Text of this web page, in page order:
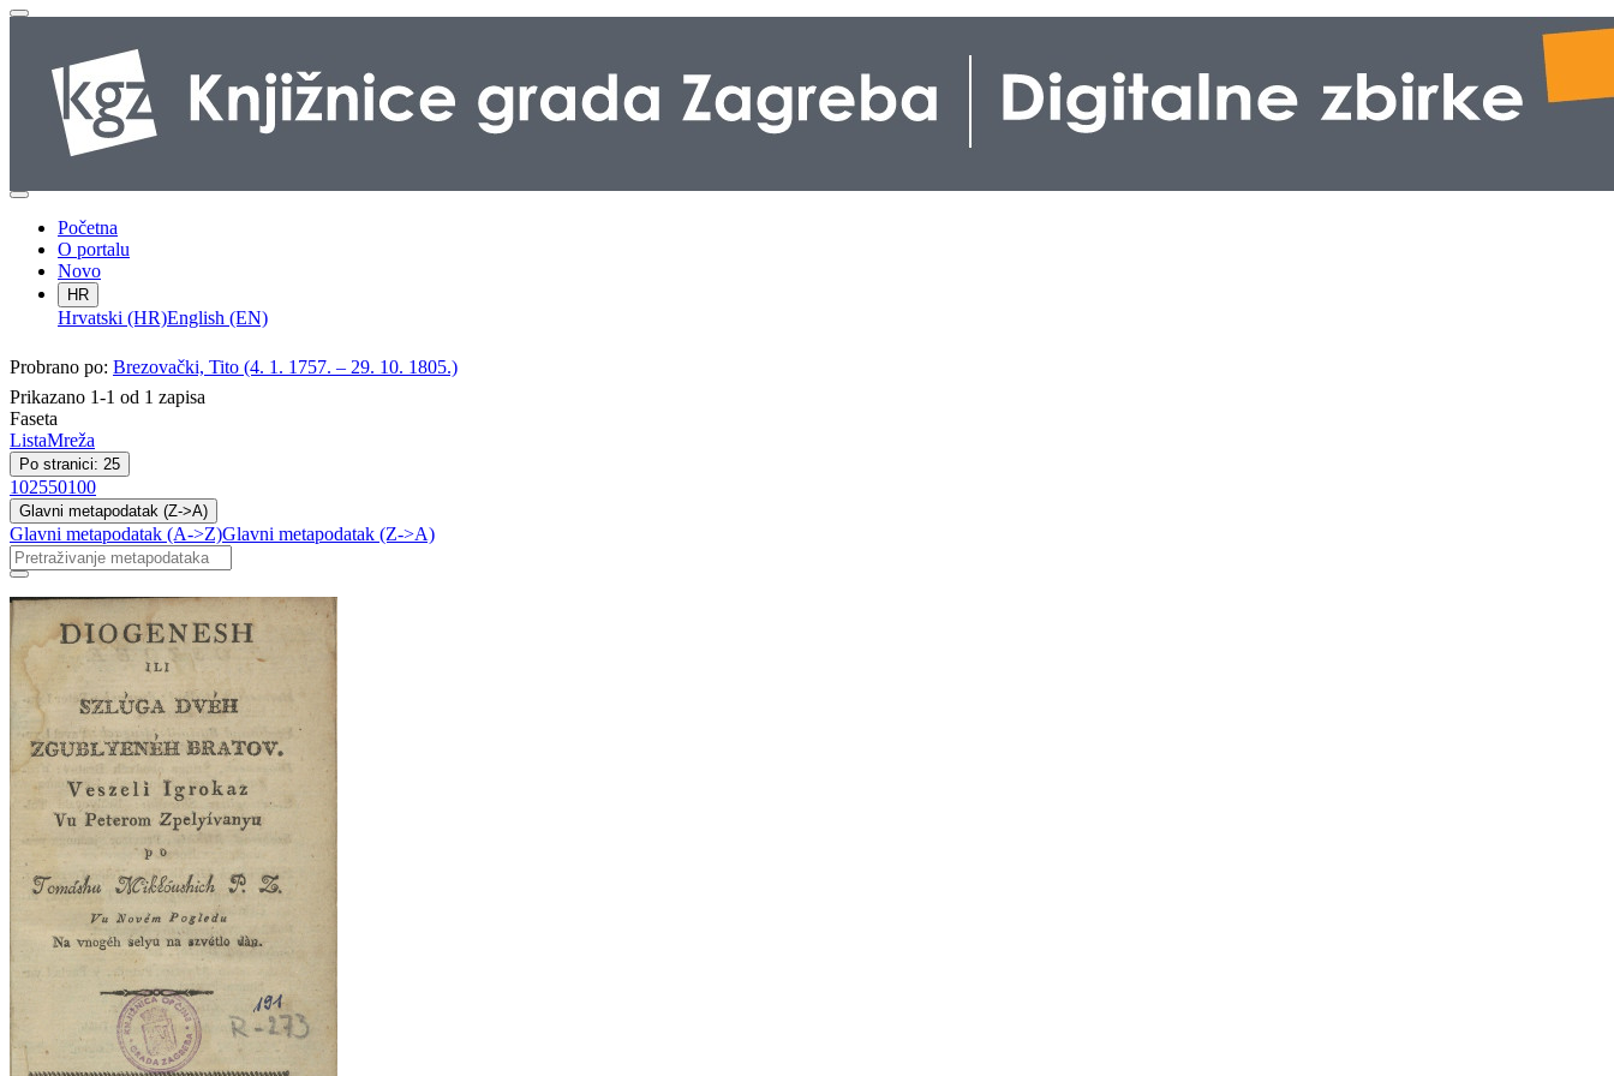
Početna
O portalu
Novo
HR
Hrvatski (HR)English (EN)
Probrano po: Brezovački, Tito (4. 1. 1757. – 29. 10. 1805.)
Prikazano 1-1 od 1 zapisa
Faseta
ListaMreža
Po stranici: 25
102550100
Glavni metapodatak (Z->A)
Glavni metapodatak (A->Z)Glavni metapodatak (Z->A)